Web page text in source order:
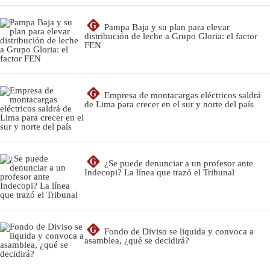
G
Pampa Baja y su plan para elevar
distribución de leche a Grupo Gloria: el factor
FEN
G
Empresa de montacargas eléctricos saldrá
de Lima para crecer en el sur y norte del país
G
¿Se puede denunciar a un profesor ante
Indecopi? La línea que trazó el Tribunal
G
Fondo de Diviso se liquida y convoca a
asamblea, ¿qué se decidirá?